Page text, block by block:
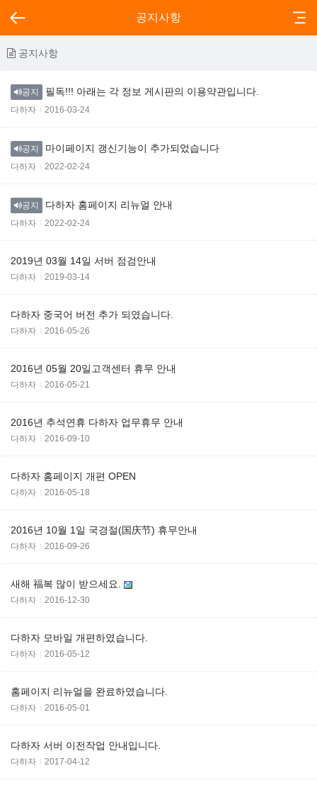
공지사항
공지사항
공지 필독!!! 아래는 각 정보 게시판의 이용약관입니다.
다하자 2016-03-24
공지 마이페이지 갱신기능이 추가되었습니다
다하자 2022-02-24
공지 다하자 홈페이지 리뉴얼 안내
다하자 2022-02-24
2019년 03월 14일 서버 점검안내
다하자 2019-03-14
다하자 중국어 버전 추가 되였습니다.
다하자 2016-05-26
2016년 05월 20일고객센터 휴무 안내
다하자 2016-05-21
2016년 추석연휴 다하자 업무휴무 안내
다하자 2016-09-10
다하자 홈페이지 개편 OPEN
다하자 2016-05-18
2016년 10월 1일 국경절(国庆节) 휴무안내
다하자 2016-09-26
새해 福복 많이 받으세요.
다하자 2016-12-30
다하자 모바일 개편하였습니다.
다하자 2016-05-12
홈페이지 리뉴얼을 완료하였습니다.
다하자 2016-05-01
다하자 서버 이전작업 안내입니다.
다하자 2017-04-12